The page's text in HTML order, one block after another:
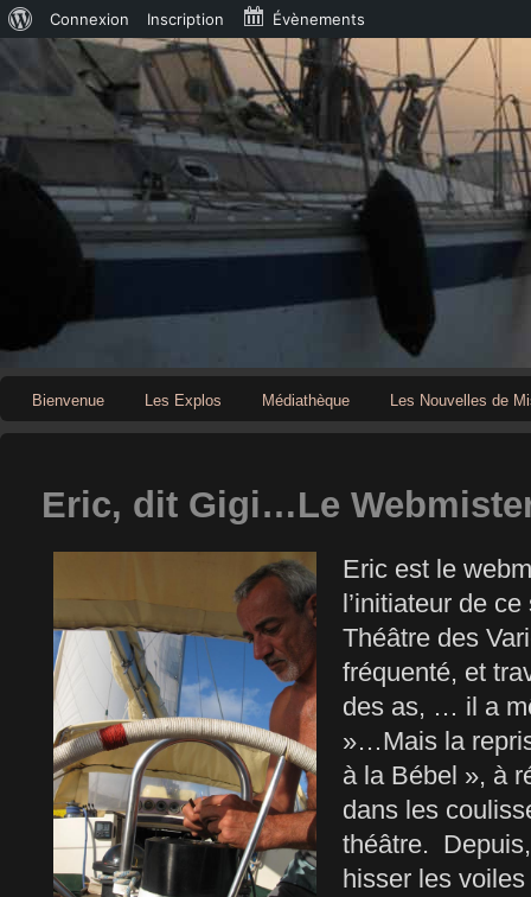
Bienvenue Les Explos Médiathèque Les Nouvelles de
Eric, dit Gigi…Le
Eric est le
l’initiateur de
Théâtre des
fréquenté, et
des as, … il a
»…Mais la
à la Bébel », à
dans les
théâtre.
hisser les
propos
de
WordPress
Connexion Inscription Évènements